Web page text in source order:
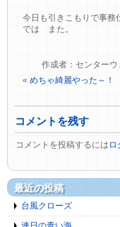
今日も引きこもりで事務
では また。
作成者：センターウ
«めちゃ綺麗やった～！
コメントを残す
コメントを投稿するには ロ
最近の投稿
台風クローズ